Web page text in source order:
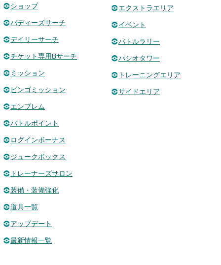
ショップ
バディーズサーチ
デイリーサーチ
チケット専用Bサーチ
ミッション
ビンゴミッション
エンブレム
バトルポイント
ログインボーナス
ジュークボックス
トレーナーズサロン
装備・装備強化
道具一覧
アップデート
最新情報一覧
エクストラエリア
イベント
バトルラリー
パシオタワー
トレーニングエリア
サイドエリア